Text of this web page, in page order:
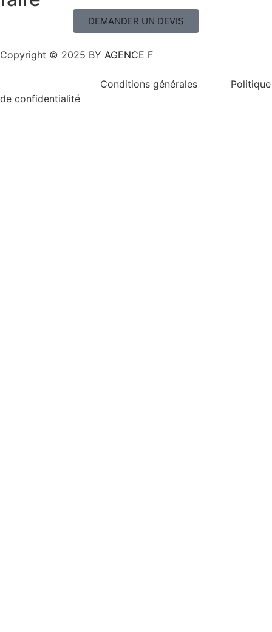
DEMANDER UN DEVIS
Copyright © 2025 BY AGENCE F
Conditions générales Politique
de confidentialité